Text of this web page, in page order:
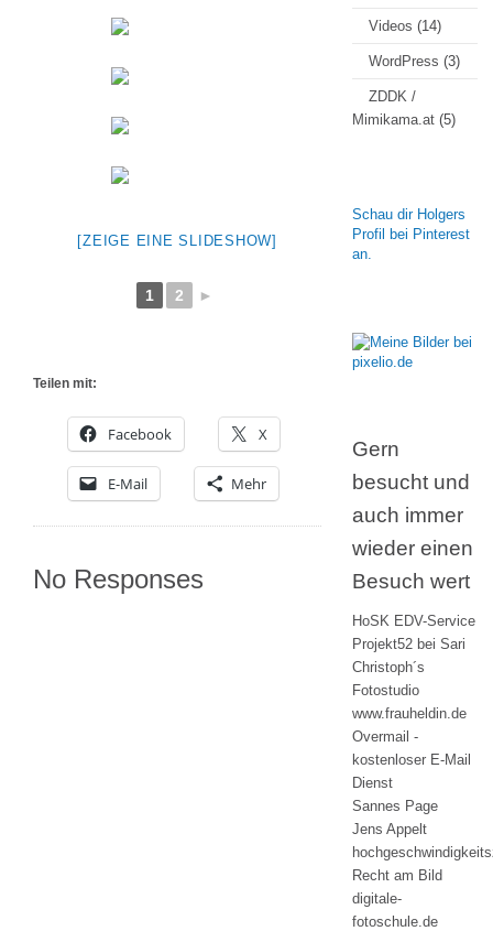
[ZEIGE EINE SLIDESHOW]
1 2 ►
Teilen mit:
Facebook X
E-Mail Mehr
No Responses
Videos (14)
WordPress (3)
ZDDK /
Mimikama.at (5)
Schau dir Holgers
Profil bei Pinterest
an.
Gern
besucht und
auch immer
wieder einen
Besuch wert
HoSK EDV-Service
Projekt52 bei Sari
Christoph´s
Fotostudio
www.frauheldin.de
Overmail -
kostenloser E-Mail
Dienst
Sannes Page
Jens Appelt
Recht am Bild
digitale-
fotoschule.de